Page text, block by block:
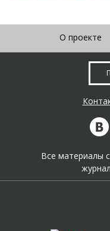
О проекте
Все материалы